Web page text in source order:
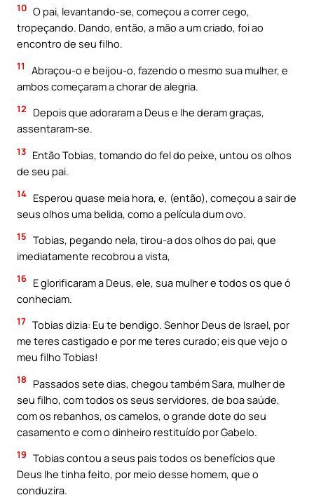
10 O pai, levantando-se, começou a correr cego,
tropeçando. Dando, então, a mão a um criado, foi ao
encontro de seu filho.
11
Abraçou-o e beijou-o, fazendo o mesmo sua mulher, e
ambos começaram a chorar de alegria.
12
Depois que adoraram a Deus e lhe deram graças,
assentaram-se.
13 Então Tobias, tomando do fel do peixe, untou os olhos
de seu pai.
14 Esperou quase meia hora, e, (então), começou a sair de
seus olhos uma belida, como a película dum ovo.
15 Tobias, pegando nela, tirou-a dos olhos do pai, que
imediatamente recobrou a vista,
16 E glorificaram a Deus, ele, sua mulher e todos os que ó
conheciam.
17 Tobias dizia: Eu te bendigo. Senhor Deus de Israel, por
me teres castigado e por me teres curado; eis que vejo o
meu filho Tobias!
18
Passados sete dias, chegou também Sara, mulher de
seu filho, com todos os seus servidores, de boa saúde,
com os rebanhos, os camelos, o grande dote do seu
casamento e com o dinheiro restituído por Gabelo.
19 Tobias contou a seus pais todos os benefícios que
Deus Ihe tinha feito, por meio desse homem, que o
conduzira.